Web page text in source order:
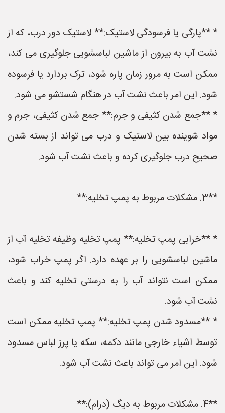
* **پارگی یا فرسودگی لاستیک:** لاستیک دور درب، که از
نشت آب به بیرون از ماشین لباسشویی جلوگیری می کند،
ممکن است به مرور زمان پاره شود، ترک بردارد یا فرسوده
شود. این امر باعث نشت آب در هنگام شستشو می شود.
* **جمع شدن کثیفی و جرم:** جمع شدن کثیفی، جرم و
مواد شوینده بین لاستیک و درب می تواند از بسته شدن
صحیح درب جلوگیری کرده و باعث نشت آب شود.
**3. مشکلات مربوط به پمپ تخلیه:**
* **خرابی پمپ تخلیه:** پمپ تخلیه وظیفه تخلیه آب از
ماشین لباسشویی را بر عهده دارد. اگر پمپ خراب شود،
ممکن است نتواند آب را به درستی تخلیه کند و باعث
نشت آب شود.
* **مسدود شدن پمپ تخلیه:** پمپ تخلیه ممکن است
توسط اشیاء خارجی مانند دکمه، سکه یا پرز لباس مسدود
شود. این امر می تواند باعث نشت آب شود.
**4. مشکلات مربوط به دیگ (درام):**